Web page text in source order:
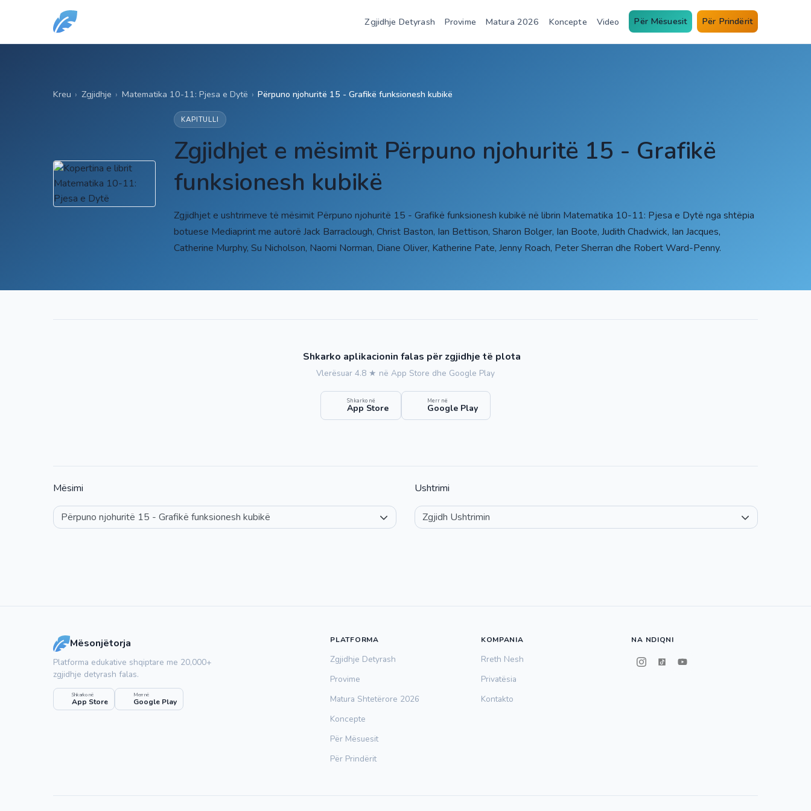
Zgjidhje Detyrash Provime Matura 2026 Koncepte Video Për Mësuesit Për Prindërit
Kreu › Zgjidhje › Matematika 10-11: Pjesa e Dytë › Përpuno njohuritë 15 - Grafikë funksionesh kubikë
KAPITULLI
Zgjidhjet e mësimit Përpuno njohuritë 15 - Grafikë
funksionesh kubikë
Zgjidhjet e ushtrimeve të mësimit Përpuno njohuritë 15 - Grafikë funksionesh kubikë në librin Matematika 10-11: Pjesa e Dytë nga shtëpia
botuese Mediaprint me autorë Jack Barraclough, Christ Baston, Ian Bettison, Sharon Bolger, Ian Boote, Judith Chadwick, Ian Jacques,
Catherine Murphy, Su Nicholson, Naomi Norman, Diane Oliver, Katherine Pate, Jenny Roach, Peter Sherran dhe Robert Ward-Penny.
Shkarko aplikacionin falas për zgjidhje të plota
Vlerësuar 4.8 ★ në App Store dhe Google Play
Shkarko në
App Store
Merr në
Google Play
Mësimi Ushtrimi
Mësonjëtorja
Platforma edukative shqiptare me 20,000+
zgjidhje detyrash falas.
Shkarko në
App Store
Merr në
Google Play
PLATFORMA
Zgjidhje Detyrash
Provime
Matura Shtetërore 2026
Koncepte
Për Mësuesit
Për Prindërit
KOMPANIA
Rreth Nesh
Privatësia
Kontakto
NA NDIQNI